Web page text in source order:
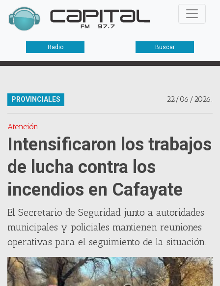
Radio Buscar
22/06/2026.
PROVINCIALES
Atención
Intensificaron los trabajos
de lucha contra los
incendios en Cafayate
El Secretario de Seguridad junto a autoridades
municipales y policiales mantienen reuniones
operativas para el seguimiento de la situación.